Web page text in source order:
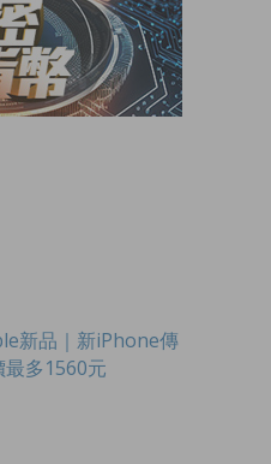
新品｜新iPhone傳
最多1560元